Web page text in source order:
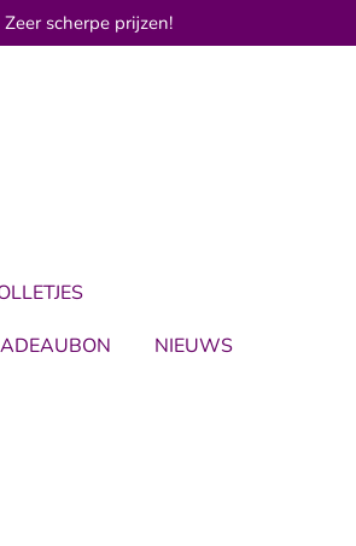
Zeer scherpe prijzen!
NIEUWS